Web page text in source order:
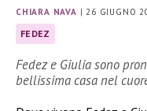
CHIARA NAVA | 26 GIUGNO
FEDEZ
Fedez e Giulia sono
bellissima casa nel